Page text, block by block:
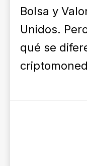
Bolsa y
Unidos.
qué se